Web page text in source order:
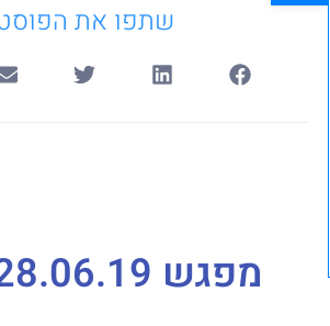
שתפו את
מפגש EBN 28.06.19